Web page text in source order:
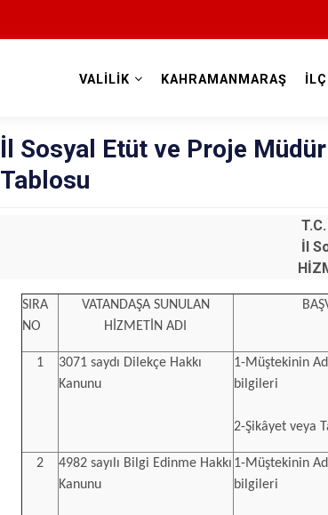
VALİLİK KAHRAMANMARAŞ
İl Sosyal Etüt ve Proje
Tablosu
İl
SIRA
NO
VATANDAŞA SUNULAN
HİZMETİN ADI
1
3071 saydı Dilekçe Hakkı
Kanunu
1-Müştekinin
bilgileri
2-Şikâyet veya
2
4982 sayılı Bilgi Edinme Hakkı
Kanunu
1-Müştekinin
bilgileri